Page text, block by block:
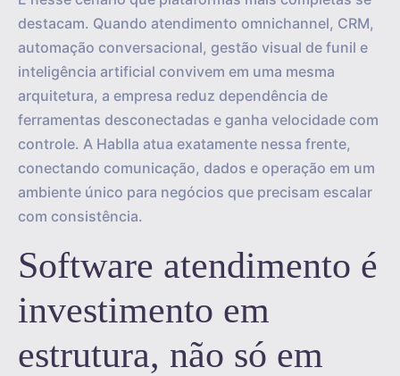
destacam. Quando atendimento omnichannel, CRM,
automação conversacional, gestão visual de funil e
inteligência artificial convivem em uma mesma
arquitetura, a empresa reduz dependência de
ferramentas desconectadas e ganha velocidade com
controle. A Hablla atua exatamente nessa frente,
conectando comunicação, dados e operação em um
ambiente único para negócios que precisam escalar
com consistência.
Software atendimento é
investimento em
estrutura, não só em